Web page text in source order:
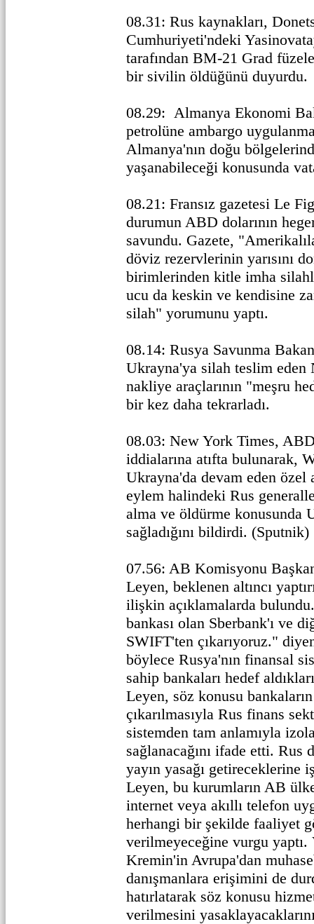
08.31: Rus kaynakları,
Cumhuriyeti'ndeki
tarafından BM-21 Grad
bir sivilin öldüğünü duyurdu.
08.29: Almanya Ekonomi
petrolüne ambargo
Almanya'nın doğu
yaşanabileceği konusunda
08.21: Fransız gazetesi Le
durumun ABD dolarının
savundu. Gazete,
döviz rezervlerinin yarısını
birimlerinden kitle imha
ucu da keskin ve kendisine
silah" yorumunu yaptı.
08.14: Rusya Savunma
Ukrayna'ya silah teslim
nakliye araçlarının "meşru
bir kez daha tekrarladı.
08.03: New York Times,
iddialarına atıfta bulunarak,
Ukrayna'da devam eden özel
eylem halindeki Rus
alma ve öldürme konusunda
sağladığını bildirdi. (Sputnik)
07.56: AB Komisyonu
Leyen, beklenen altıncı
ilişkin açıklamalarda
bankası olan Sberbank'ı ve
SWIFT'ten çıkarıyoruz."
böylece Rusya'nın finansal
sahip bankaları hedef
Leyen, söz konusu
çıkarılmasıyla Rus finans
sistemden tam anlamıyla
sağlanacağını ifade etti. Rus
yayın yasağı getireceklerine
Leyen, bu kurumların AB
internet veya akıllı telefon
herhangi bir şekilde faaliyet
verilmeyeceğine vurgu yaptı.
Kremin'in Avrupa'dan
danışmanlara erişimini de
hatırlatarak söz konusu
verilmesini